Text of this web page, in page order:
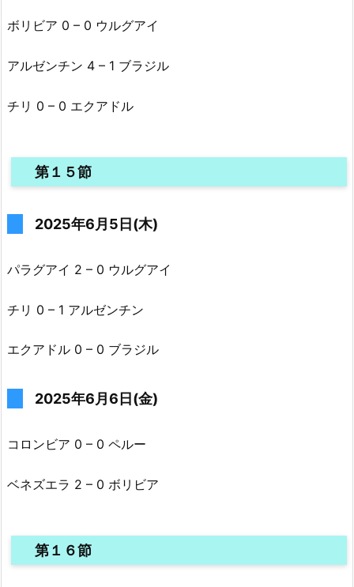
ボリビア 0 – 0 ウルグアイ
アルゼンチン 4 – 1 ブラジル
チリ 0 – 0 エクアドル
第１５節
2025年6月5日(木)
パラグアイ 2 – 0 ウルグアイ
チリ 0 – 1 アルゼンチン
エクアドル 0 – 0 ブラジル
2025年6月6日(金)
コロンビア 0 – 0 ペルー
ベネズエラ 2 – 0 ボリビア
第１６節